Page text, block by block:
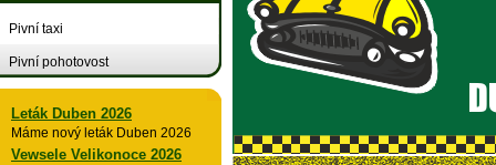
Pivní taxi
Pivní pohotovost
Leták Duben 2026
Máme nový leták Duben 2026
Vewsele Velikonoce 2026